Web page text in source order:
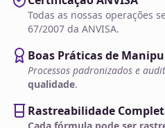
Todas as nossas operações
67/2007 da ANVISA.
Boas Práticas de
Processos padronizados e
qualidade.
Rastreabilidade